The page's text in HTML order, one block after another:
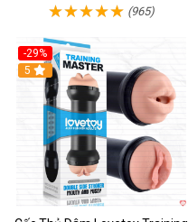
(965)
-29%
Hot
5